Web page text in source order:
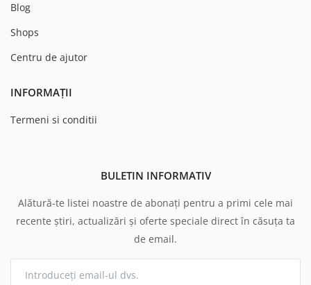
Blog
Shops
Centru de ajutor
INFORMAȚII
Termeni si conditii
BULETIN INFORMATIV
Alătură-te listei noastre de abonați pentru a primi cele mai
recente știri, actualizări și oferte speciale direct în căsuța ta
de email.